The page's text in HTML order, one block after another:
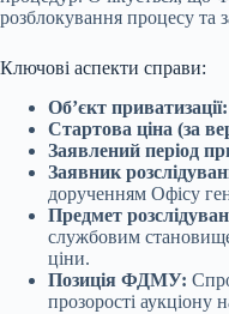
розблокування процесу та
Ключові аспекти справи:
Об’єкт приватизації:
Стартова ціна (за
Заявлений період
Заявник
дорученням Офісу
Предмет
службовим
ціни.
Позиція ФДМУ:
прозорості аукціону